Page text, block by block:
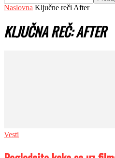
Naslovna Ključne reči After
KLJUČNA REČ: AFTER
Vesti